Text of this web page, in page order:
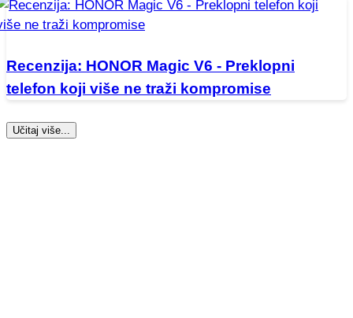
Recenzija: HONOR Magic V6 - Preklopni
telefon koji više ne traži kompromise
Učitaj više...